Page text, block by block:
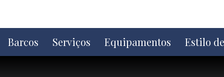
o
conteúdo
Barcos Serviços Equipamentos Estilo